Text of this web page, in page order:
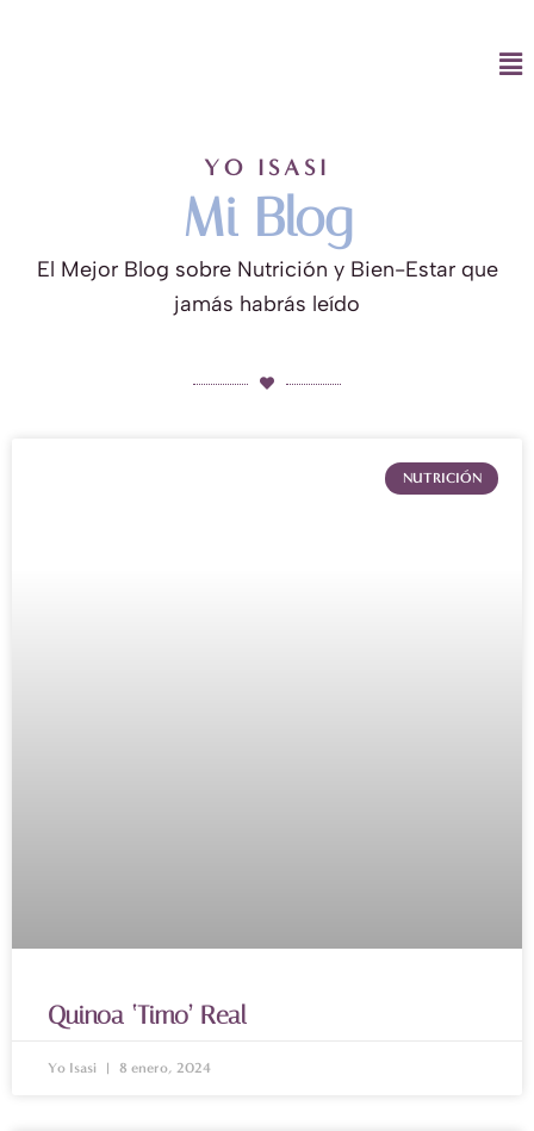
YO ISASI
Mi Blog
El Mejor Blog sobre Nutrición y Bien-Estar que
jamás habrás leído
NUTRICIÓN
Quinoa ‘Timo’ Real
Yo Isasi 8 enero, 2024